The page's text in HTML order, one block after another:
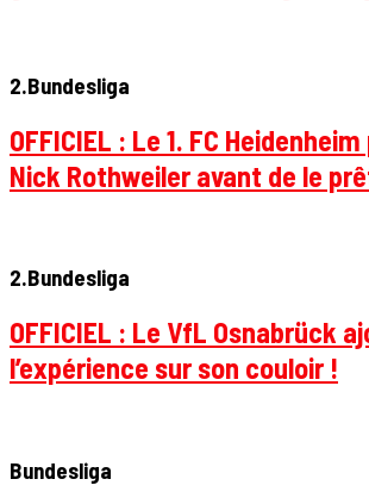
2.Bundesliga
OFFICIEL : Le 1. FC
Nick Rothweiler avant de le
2.Bundesliga
OFFICIEL : Le VfL Osnabrück
l’expérience sur son couloir !
Bundesliga